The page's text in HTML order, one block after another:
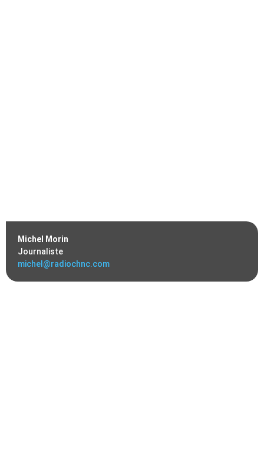
Michel Morin
Journaliste
michel@radiochnc.com